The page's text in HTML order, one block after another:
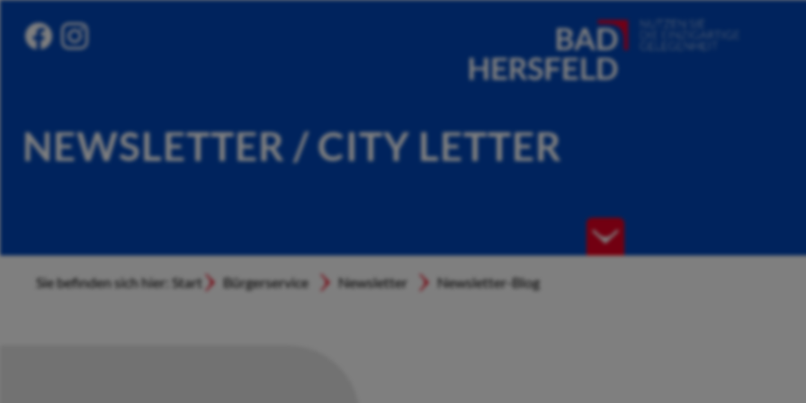
NEWSLETTER / CITY LETTER
Sie befinden sich hier: Start Bürgerservice Newsletter Newsletter-Blog